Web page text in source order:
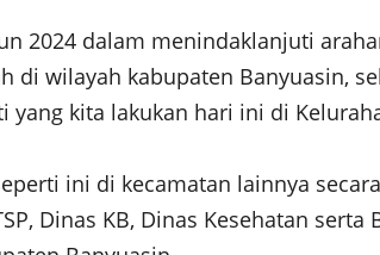
2024 dalam menindaklanjuti
di wilayah kabupaten Banyuasin,
kita lakukan hari ini di
ini di kecamatan lainnya
Dinas KB, Dinas Kesehatan